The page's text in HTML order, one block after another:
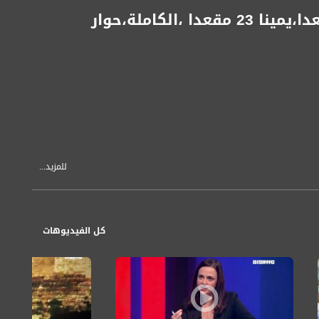
استطلاع راي : تحول في معسكر اليمين الليكود 26 مقعدا،يمينا 23 مقعدا ،الكاملة،حوار
للمزيد...
كل الفيديوهات